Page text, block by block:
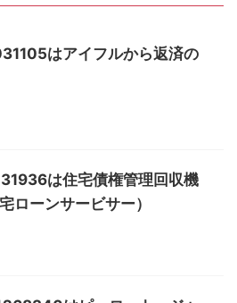
はアイフルから返済の
は住宅債権管理回収機
ローンサービサー）